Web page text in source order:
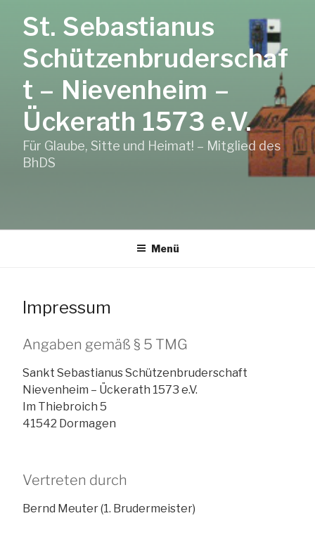
InhaltSt. Sebastianus
Schützenbruderschaf
t – Nievenheim –
Ückerath 1573 e.V.
Für Glaube, Sitte und Heimat! – Mitglied des
BhDS
Menü
Impressum
Angaben gemäß § 5 TMG
Sankt Sebastianus Schützenbruderschaft
Nievenheim – Ückerath 1573 e.V.
Im Thiebroich 5
41542 Dormagen
Vertreten durch
Bernd Meuter (1. Brudermeister)